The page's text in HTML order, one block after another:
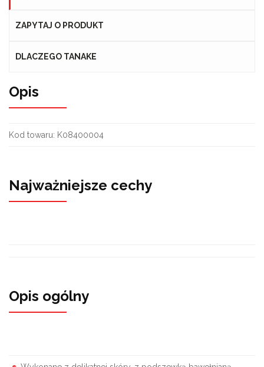
ZAPYTAJ O PRODUKT
DLACZEGO TANAKE
Opis
Kod towaru: K08400004
Najważniejsze cechy
Opis ogólny